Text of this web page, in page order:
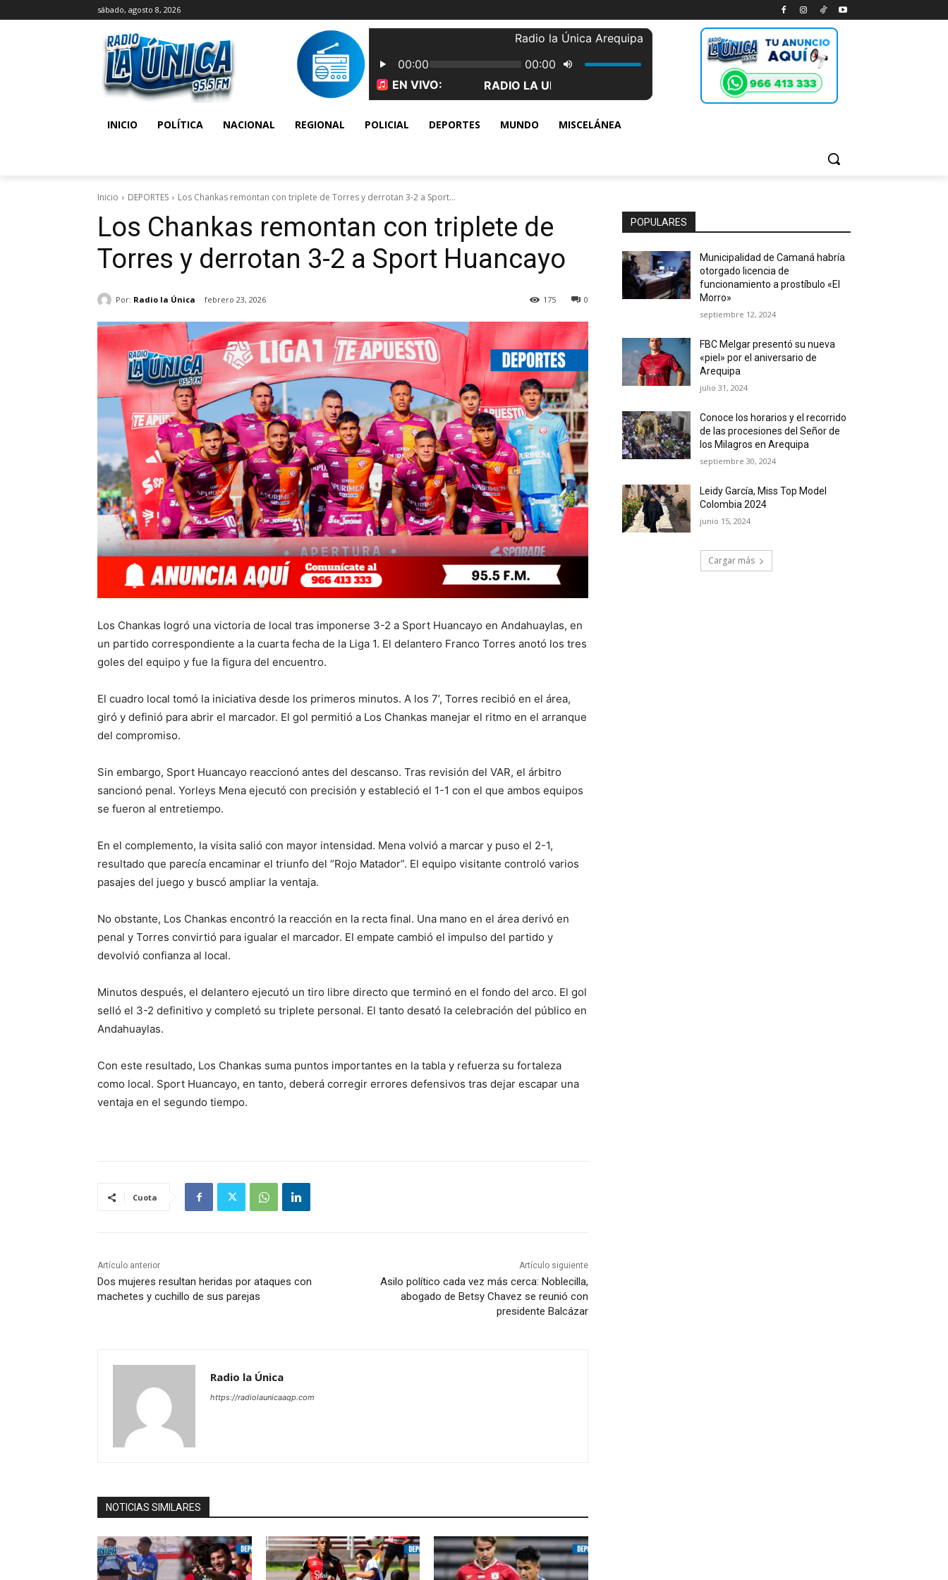
sábado, agosto 8, 2026
INICIO POLÍTICA NACIONAL REGIONAL POLICIAL DEPORTES MUNDO MISCELÁNEA
Inicio DEPORTES Los Chankas remontan con triplete de Torres y derrotan 3-2 a Sport...
Los Chankas remontan con triplete de
Torres y derrotan 3-2 a Sport Huancayo
Por: Radio la Única febrero 23, 2026 0
175
Los Chankas logró una victoria de local tras imponerse 3-2 a Sport Huancayo en Andahuaylas, en
un partido correspondiente a la cuarta fecha de la Liga 1. El delantero Franco Torres anotó los tres
goles del equipo y fue la figura del encuentro.
El cuadro local tomó la iniciativa desde los primeros minutos. A los 7’, Torres recibió en el área,
giró y definió para abrir el marcador. El gol permitió a Los Chankas manejar el ritmo en el arranque
del compromiso.
Sin embargo, Sport Huancayo reaccionó antes del descanso. Tras revisión del VAR, el árbitro
sancionó penal. Yorleys Mena ejecutó con precisión y estableció el 1-1 con el que ambos equipos
se fueron al entretiempo.
En el complemento, la visita salió con mayor intensidad. Mena volvió a marcar y puso el 2-1,
resultado que parecía encaminar el triunfo del “Rojo Matador”. El equipo visitante controló varios
pasajes del juego y buscó ampliar la ventaja.
No obstante, Los Chankas encontró la reacción en la recta final. Una mano en el área derivó en
penal y Torres convirtió para igualar el marcador. El empate cambió el impulso del partido y
devolvió confianza al local.
Minutos después, el delantero ejecutó un tiro libre directo que terminó en el fondo del arco. El gol
selló el 3-2 definitivo y completó su triplete personal. El tanto desató la celebración del público en
Andahuaylas.
Con este resultado, Los Chankas suma puntos importantes en la tabla y refuerza su fortaleza
como local. Sport Huancayo, en tanto, deberá corregir errores defensivos tras dejar escapar una
ventaja en el segundo tiempo.
Cuota
Artículo anterior
Dos mujeres resultan heridas por ataques con
machetes y cuchillo de sus parejas
Artículo siguiente
Asilo político cada vez más cerca: Noblecilla,
abogado de Betsy Chavez se reunió con
presidente Balcázar
Radio la Única
https://radiolaunicaaqp.com
NOTICIAS SIMILARES
POPULARES
Municipalidad de Camaná habría
otorgado licencia de
funcionamiento a prostíbulo «El
Morro»
septiembre 12, 2024
FBC Melgar presentó su nueva
«piel» por el aniversario de
Arequipa
julio 31, 2024
Conoce los horarios y el recorrido
de las procesiones del Señor de
los Milagros en Arequipa
septiembre 30, 2024
Leidy García, Miss Top Model
Colombia 2024
junio 15, 2024
Cargar más